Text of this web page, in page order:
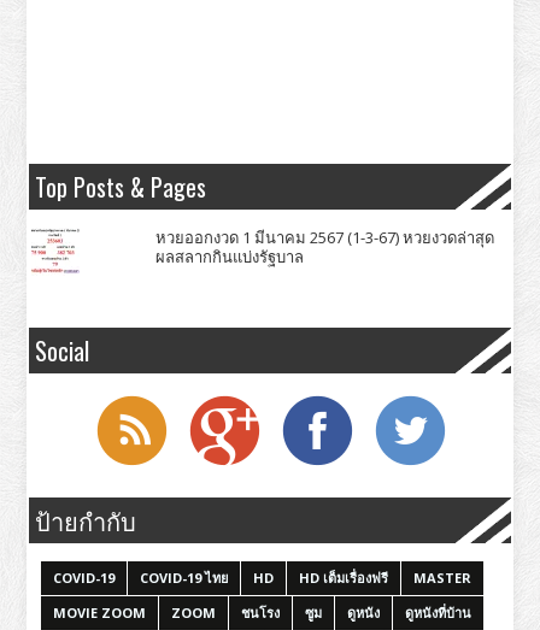
Top Posts & Pages
หวยออกงวด 1 มีนาคม 2567 (1-3-67) หวยงวดล่าสุด
ผลสลากกินแบ่งรัฐบาล
Social
ป้ายกำกับ
COVID-19 COVID-19 ไทย HD HD เต็มเรื่องฟรี
MASTER
MOVIE ZOOM
ZOOM ชนโรง ซูม ดูหนัง
ดูหนังที่บ้าน